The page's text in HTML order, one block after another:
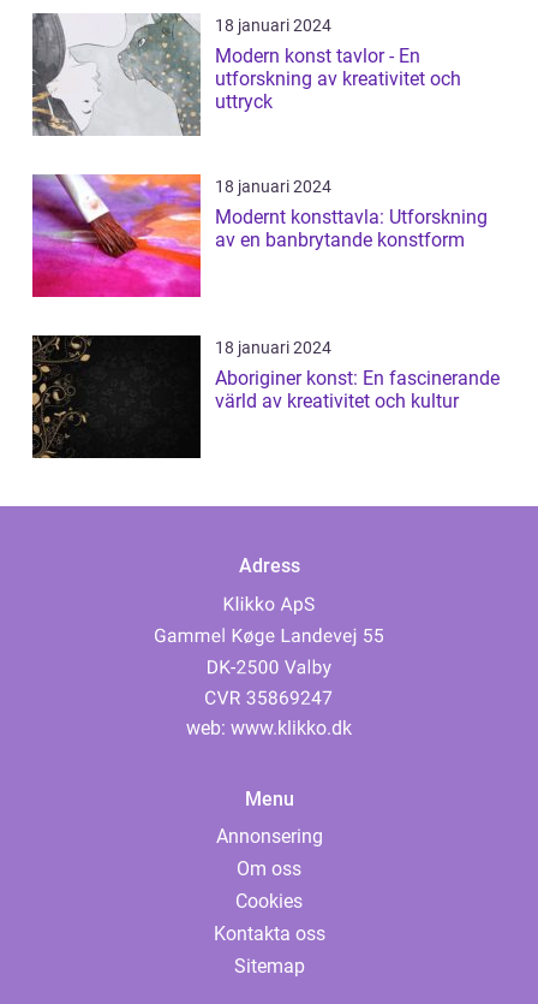
18 januari 2024
Modern konst tavlor - En
utforskning av kreativitet och
uttryck
18 januari 2024
Modernt konsttavla: Utforskning
av en banbrytande konstform
18 januari 2024
Aboriginer konst: En fascinerande
värld av kreativitet och kultur
Adress
web: www.klikko.dk
Menu
Annonsering
Om oss
Cookies
Kontakta oss
Sitemap